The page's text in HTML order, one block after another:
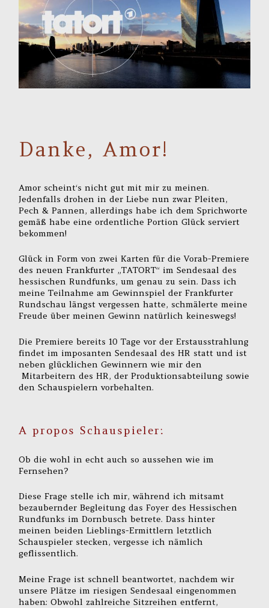
Danke, Amor!
Amor scheint‘s nicht gut mit mir zu meinen.
Jedenfalls drohen in der Liebe nun zwar Pleiten,
Pech & Pannen, allerdings habe ich dem Sprichworte
gemäß habe eine ordentliche Portion Glück serviert
bekommen!
Glück in Form von zwei Karten für die Vorab-Premiere
des neuen Frankfurter „TATORT“ im Sendesaal des
hessischen Rundfunks, um genau zu sein. Dass ich
meine Teilnahme am Gewinnspiel der Frankfurter
Rundschau längst vergessen hatte, schmälerte meine
Freude über meinen Gewinn natürlich keineswegs!
Die Premiere bereits 10 Tage vor der Erstausstrahlung
findet im imposanten Sendesaal des HR statt und ist
neben glücklichen Gewinnern wie mir den
Mitarbeitern des HR, der Produktionsabteilung sowie
den Schauspielern vorbehalten.
A propos Schauspieler:
Ob die wohl in echt auch so aussehen wie im
Fernsehen?
Diese Frage stelle ich mir, während ich mitsamt
bezaubernder Begleitung das Foyer des Hessischen
Rundfunks im Dornbusch betrete. Dass hinter
meinen beiden Lieblings-Ermittlern letztlich
Schauspieler stecken, vergesse ich nämlich
geflissentlich.
Meine Frage ist schnell beantwortet, nachdem wir
unsere Plätze im riesigen Sendesaal eingenommen
haben: Obwohl zahlreiche Sitzreihen entfernt,